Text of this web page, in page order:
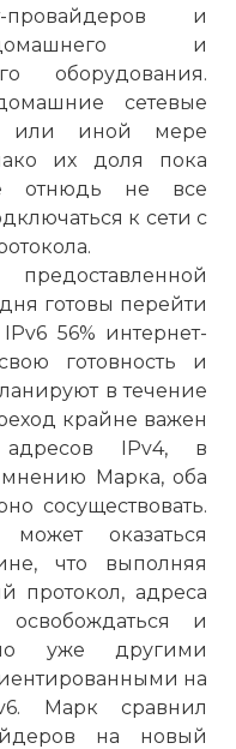
и
и
оборудования.
сетевые
или иной мере
их доля пока
отнюдь не все
к сети с
готовы перейти
56% интернет-
готовность и
в течение
крайне важен
адресов IPv4, в
Марка, оба
сосуществовать.
может оказаться
что выполняя
протокол, адреса
и
уже другими
на
Марк сравнил
на новый